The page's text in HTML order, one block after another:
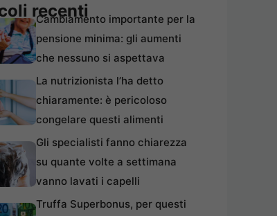
recenti
Cambiamento importante per la
pensione minima: gli aumenti
che nessuno si aspettava
La nutrizionista l’ha detto
chiaramente: è pericoloso
congelare questi alimenti
Gli specialisti fanno chiarezza
su quante volte a settimana
vanno lavati i capelli
Truffa Superbonus, per questi